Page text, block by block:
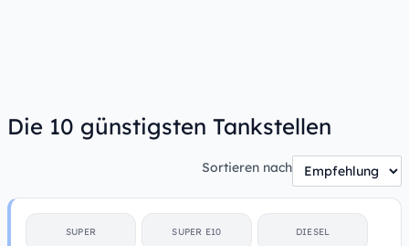
Die 10 günstigsten Tankstellen
Sortieren nach
SUPER SUPER E10 DIESEL